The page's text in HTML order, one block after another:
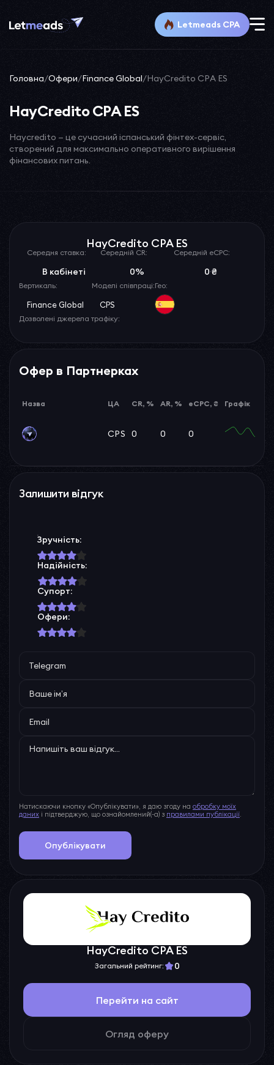
Letmeads CPA
Головна/Офери/Finance Global/HayCredito CPA ES
HayCredito CPA ES
Haycredito — це сучасний іспанський фінтех-сервіс,
створений для максимально оперативного вирішення
фінансових питань.
HayCredito CPA ES
Середня ставка:
В кабінеті
Середній CR:
0%
Середній eCPC:
0 ₴
Вертикаль:
Finance Global
Моделі співпраці:
CPS
Гео:
Дозволені джерела трафіку:
Офер в Партнерках
Назва ЦА CR, % AR, % eCPC, ₴ Графік
CPS 0 0 0
Залишити відгук
Зручність:
Надійність:
Супорт:
Офери:
Натискаючи кнопку «Опублікувати», я даю згоду на обробку моїх
даних і підтверджую, що ознайомлений(-а) з правилами публікації.
Опублікувати
HayCredito CPA ES
Загальний рейтинг: 0
Перейти на сайт
Огляд оферу